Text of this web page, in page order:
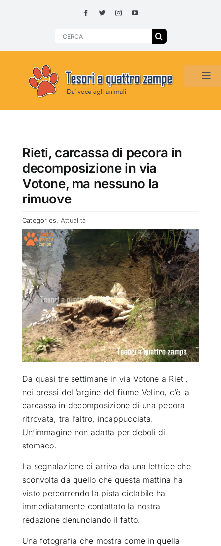
Search
HOME
SMARRITI O DA ADOTTARE
ATTUALITÀ
VIDEO
CHI SIAMO
RUBRICHE
SEMPRE CON ME
Rieti, carcassa di pecora in
decomposizione in via
Votone, ma nessuno la
rimuove
Categories: Attualità
Da quasi tre settimane in via Votone a Rieti,
nei pressi dell’argine del fiume Velino, c’è la
carcassa in decomposizione di una pecora
ritrovata, tra l’altro, incappucciata.
Un’immagine non adatta per deboli di
stomaco.
La segnalazione ci arriva da una lettrice che
sconvolta da quello che questa mattina ha
visto percorrendo la pista ciclabile ha
immediatamente contattato la nostra
redazione denunciando il fatto.
Una fotografia che mostra come in quella